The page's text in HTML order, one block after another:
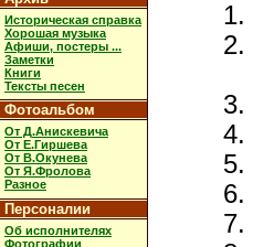
Историческая справка
Хорошая музыка
Афиши, постеры ...
Заметки
Книги
Тексты песен
Фотоальбом
От Д.Анискевича
От Е.Гиршева
От В.Окунева
От Я.Фролова
Разное
Персоналии
Об исполнителях
Фотографии